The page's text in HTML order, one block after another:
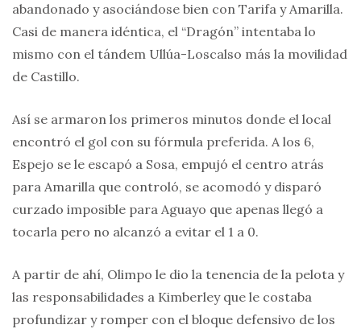
abandonado y asociándose bien con Tarifa y Amarilla.
Casi de manera idéntica, el “Dragón” intentaba lo
mismo con el tándem Ullúa-Loscalso más la movilidad
de Castillo.
Así se armaron los primeros minutos donde el local
encontró el gol con su fórmula preferida. A los 6,
Espejo se le escapó a Sosa, empujó el centro atrás
para Amarilla que controló, se acomodó y disparó
curzado imposible para Aguayo que apenas llegó a
tocarla pero no alcanzó a evitar el 1 a 0.
A partir de ahí, Olimpo le dio la tenencia de la pelota y
las responsabilidades a Kimberley que le costaba
profundizar y romper con el bloque defensivo de los